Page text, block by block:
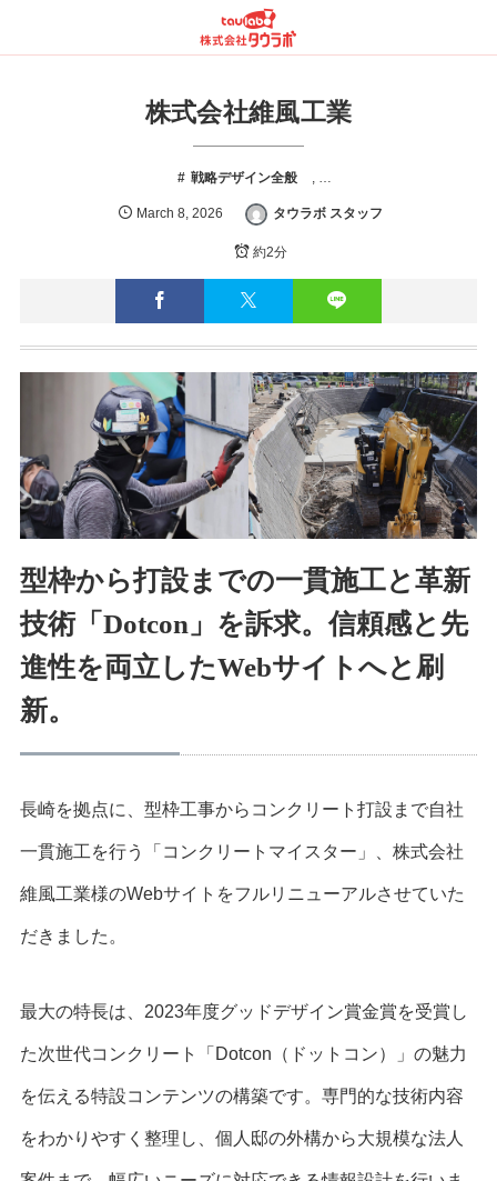
株式会社維風工業
戦略デザイン全般
March 8, 2026 タウラボ スタッフ
約2分
型枠から打設までの一貫施工と革新
技術「Dotcon」を訴求。信頼感と先
進性を両立したWebサイトへと刷
新。
長崎を拠点に、型枠工事からコンクリート打設まで自社
一貫施工を行う「コンクリートマイスター」、株式会社
維風工業様のWebサイトをフルリニューアルさせていた
だきました。
最大の特長は、2023年度グッドデザイン賞金賞を受賞し
た次世代コンクリート「Dotcon（ドットコン）」の魅力
を伝える特設コンテンツの構築です。専門的な技術内容
をわかりやすく整理し、個人邸の外構から大規模な法人